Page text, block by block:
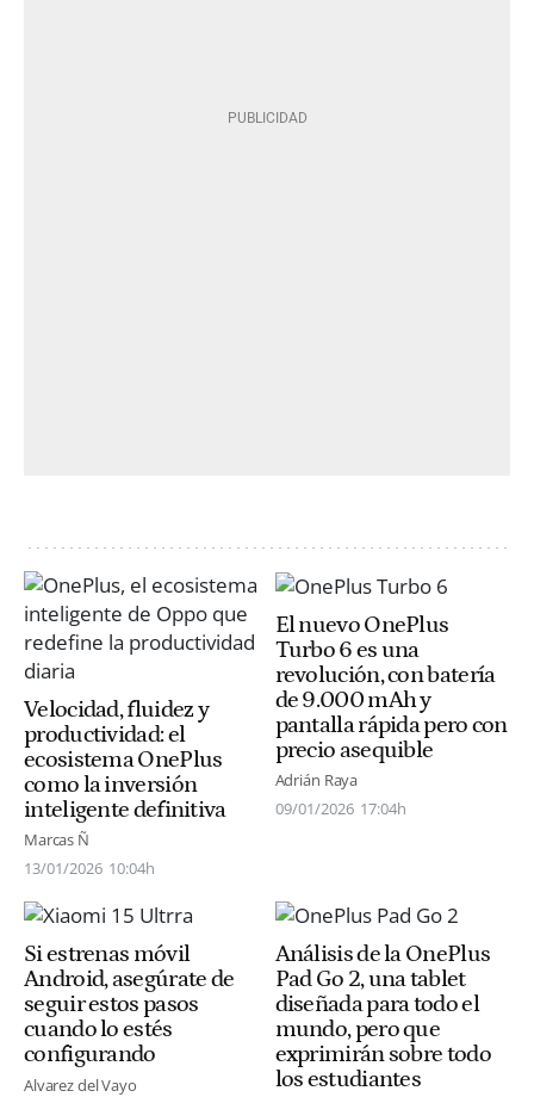
Velocidad, fluidez y
productividad: el
ecosistema OnePlus
como la inversión
inteligente definitiva
Marcas Ñ
13/01/2026 10:04h
El nuevo OnePlus
Turbo 6 es una
revolución, con batería
de 9.000 mAh y
pantalla rápida pero con
precio asequible
Adrián Raya
09/01/2026 17:04h
Si estrenas móvil
Android, asegúrate de
seguir estos pasos
cuando lo estés
configurando
Alvarez del Vayo
Análisis de la OnePlus
Pad Go 2, una tablet
diseñada para todo el
mundo, pero que
exprimirán sobre todo
los estudiantes